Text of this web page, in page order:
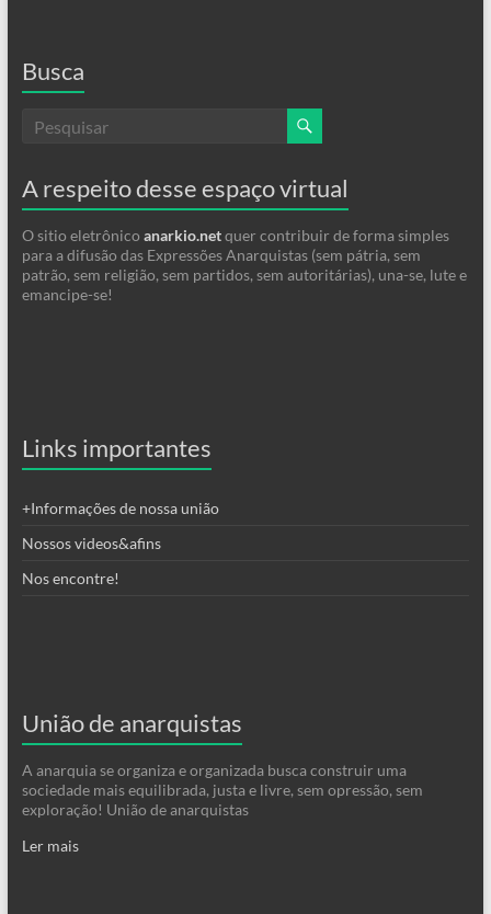
Busca
A respeito desse espaço virtual
O sitio eletrônico anarkio.netquer contribuir de forma simples
para a difusão das Expressões Anarquistas (sem pátria, sem
patrão, sem religião, sem partidos, sem autoritárias), una-se, lute e
emancipe-se!
Links importantes
+Informações de nossa união
Nossos videos&afins
Nos encontre!
União de anarquistas
A anarquia se organiza e organizada busca construir uma
sociedade mais equilibrada, justa e livre, sem opressão, sem
exploração! União de anarquistas
Ler mais